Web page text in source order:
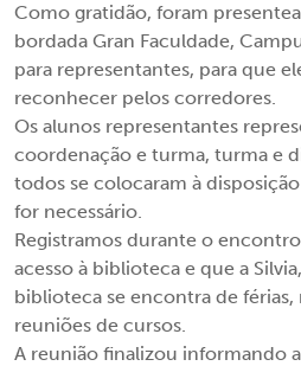
Como gratidão, foram
bordada Gran Faculdade,
para representantes, para que
reconhecer pelos corredores.
Os alunos representantes
coordenação e turma, turma e
todos se colocaram à
for necessário.
Registramos durante o
acesso à biblioteca e que a
biblioteca se encontra de férias,
reuniões de cursos.
A reunião finalizou informando